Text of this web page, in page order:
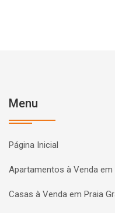
Menu
Página Inicial
Apartamentos à Venda em
Casas à Venda em Praia